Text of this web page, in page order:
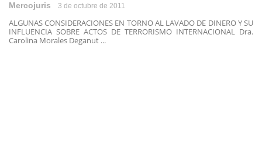
Mercojuris 3 de octubre de 2011
ALGUNAS CONSIDERACIONES EN TORNO AL LAVADO DE DINERO Y SU
INFLUENCIA SOBRE ACTOS DE TERRORISMO INTERNACIONAL Dra.
Carolina Morales Deganut ...